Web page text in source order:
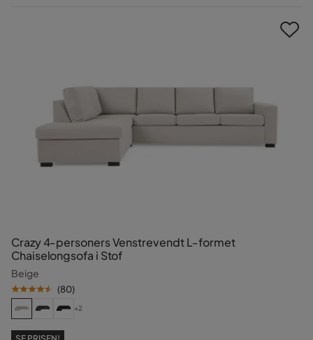
Crazy 4-personers Venstrevendt L-formet
Chaiselongsofa i Stof
Beige
(80)
+2
SE PRISEN!